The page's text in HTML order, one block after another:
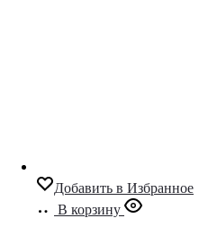
Добавить в Избранное
В корзину